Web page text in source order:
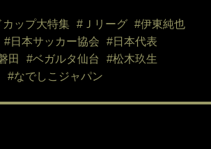
ップ大特集 #Ｊリーグ
#伊東純也
#日本サッカー協会
#日本代表
田
#ベガルタ仙台
#松木玖生
#なでしこジャパン